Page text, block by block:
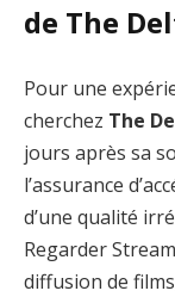
de The
Pour une
cherchez The
jours après sa
l’assurance
d’une qualité
Regarder
diffusion de